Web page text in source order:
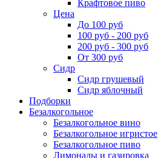
Крафтовое пиво
Цена
До 100 руб
100 руб - 200 руб
200 руб - 300 руб
От 300 руб
Сидр
Сидр грушевый
Сидр яблочный
Подборки
Безалкогольное
Безалкогольное вино
Безалкогольное игристое
Безалкогольное пиво
Лимонады и газировка